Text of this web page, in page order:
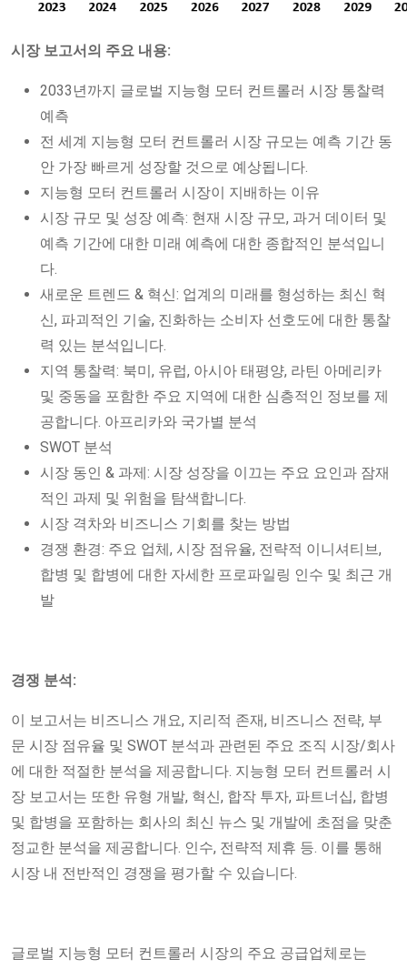
시장 보고서의 주요 내용:
2033년까지 글로벌 지능형 모터 컨트롤러 시장 통찰력
예측
전 세계 지능형 모터 컨트롤러 시장 규모는 예측 기간 동
안 가장 빠르게 성장할 것으로 예상됩니다.
지능형 모터 컨트롤러 시장이 지배하는 이유
시장 규모 및 성장 예측: 현재 시장 규모, 과거 데이터 및
예측 기간에 대한 미래 예측에 대한 종합적인 분석입니
다.
새로운 트렌드 & 혁신: 업계의 미래를 형성하는 최신 혁
신, 파괴적인 기술, 진화하는 소비자 선호도에 대한 통찰
력 있는 분석입니다.
지역 통찰력: 북미, 유럽, 아시아 태평양, 라틴 아메리카
및 중동을 포함한 주요 지역에 대한 심층적인 정보를 제
공합니다. 아프리카와 국가별 분석
SWOT 분석
시장 동인 & 과제: 시장 성장을 이끄는 주요 요인과 잠재
적인 과제 및 위험을 탐색합니다.
시장 격차와 비즈니스 기회를 찾는 방법
경쟁 환경: 주요 업체, 시장 점유율, 전략적 이니셔티브,
합병 및 합병에 대한 자세한 프로파일링 인수 및 최근 개
발
경쟁 분석:
이 보고서는 비즈니스 개요, 지리적 존재, 비즈니스 전략, 부
문 시장 점유율 및 SWOT 분석과 관련된 주요 조직 시장/회사
에 대한 적절한 분석을 제공합니다. 지능형 모터 컨트롤러 시
장 보고서는 또한 유형 개발, 혁신, 합작 투자, 파트너십, 합병
및 합병을 포함하는 회사의 최신 뉴스 및 개발에 초점을 맞춘
정교한 분석을 제공합니다. 인수, 전략적 제휴 등. 이를 통해
시장 내 전반적인 경쟁을 평가할 수 있습니다.
글로벌 지능형 모터 컨트롤러 시장의 주요 공급업체로는